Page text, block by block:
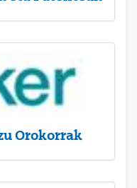
Orokorrak